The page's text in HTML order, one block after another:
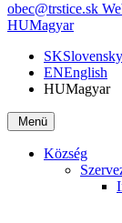
obec@trstice.sk
HUMagyar
SKSlovensky
ENEnglish
HUMagyar
Menü
Község